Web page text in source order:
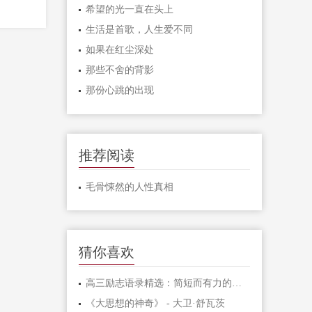
希望的光一直在头上
生活是首歌，人生爱不同
如果在红尘深处
那些不舍的背影
那份心跳的出现
推荐阅读
毛骨悚然的人性真相
猜你喜欢
高三励志语录精选：简短而有力的激励句子
《大思想的神奇》 - 大卫·舒瓦茨